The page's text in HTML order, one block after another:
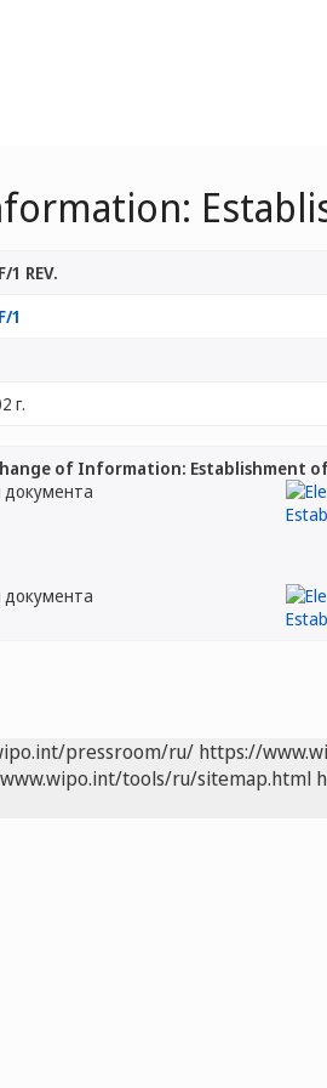
1 REV.
1
г.
of Information: Establishment
документа
документа
pressroom/ru/ https://
tools/ru/sitemap.html